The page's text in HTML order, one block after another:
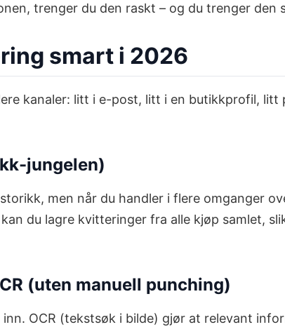
trenger du den raskt – og du trenger den
smart i 2026
kanaler: litt i e-post, litt i en butikkprofil, litt
jungelen)
men når du handler i flere omganger
kan du lagre kvitteringer fra alle kjøp samlet,
(uten manuell punching)
OCR (tekstsøk i bilde) gjør at relevant